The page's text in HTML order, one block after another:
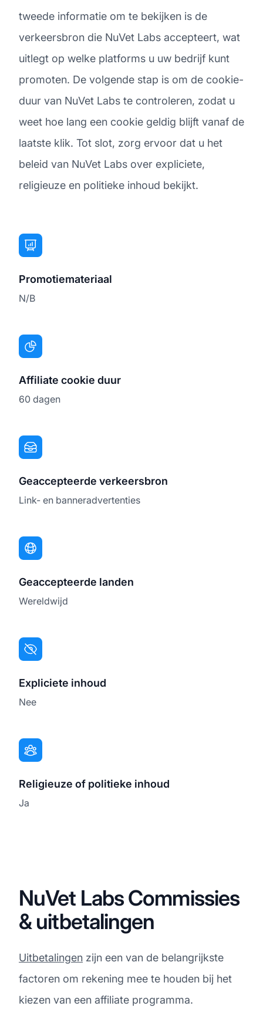
tweede informatie om te bekijken is de
verkeersbron die NuVet Labs accepteert, wat
uitlegt op welke platforms u uw bedrijf kunt
promoten. De volgende stap is om de cookie-
duur van NuVet Labs te controleren, zodat u
weet hoe lang een cookie geldig blijft vanaf de
laatste klik. Tot slot, zorg ervoor dat u het
beleid van NuVet Labs over expliciete,
religieuze en politieke inhoud bekijkt.
Promotiemateriaal
N/B
Affiliate cookie duur
60 dagen
Geaccepteerde verkeersbron
Link- en banneradvertenties
Geaccepteerde landen
Wereldwijd
Expliciete inhoud
Nee
Religieuze of politieke inhoud
Ja
NuVet Labs Commissies
& uitbetalingen
Uitbetalingen zijn een van de belangrijkste
factoren om rekening mee te houden bij het
kiezen van een affiliate programma.